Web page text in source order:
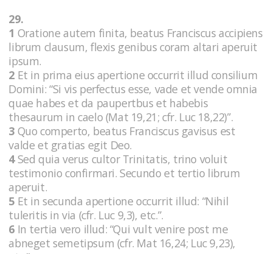
29.
1 Oratione autem finita, beatus Franciscus accipiens
librum clausum, flexis genibus coram altari aperuit
ipsum.
2 Et in prima eius apertione occurrit illud consilium
Domini: “Si vis perfectus esse, vade et vende omnia
quae habes et da paupertbus et habebis
thesaurum in caelo (Mat 19,21; cfr. Luc 18,22)”.
3 Quo comperto, beatus Franciscus gavisus est
valde et gratias egit Deo.
4Sed quia verus cultor Trinitatis, trino voluit
testimonio confirmari. Secundo et tertio librum
aperuit.
5 Et in secunda apertione occurrit illud: “Nihil
tuleritis in via (cfr. Luc 9,3), etc.”.
6 In tertia vero illud: “Qui vult venire post me
abneget semetipsum (cfr. Mat 16,24; Luc 9,23),